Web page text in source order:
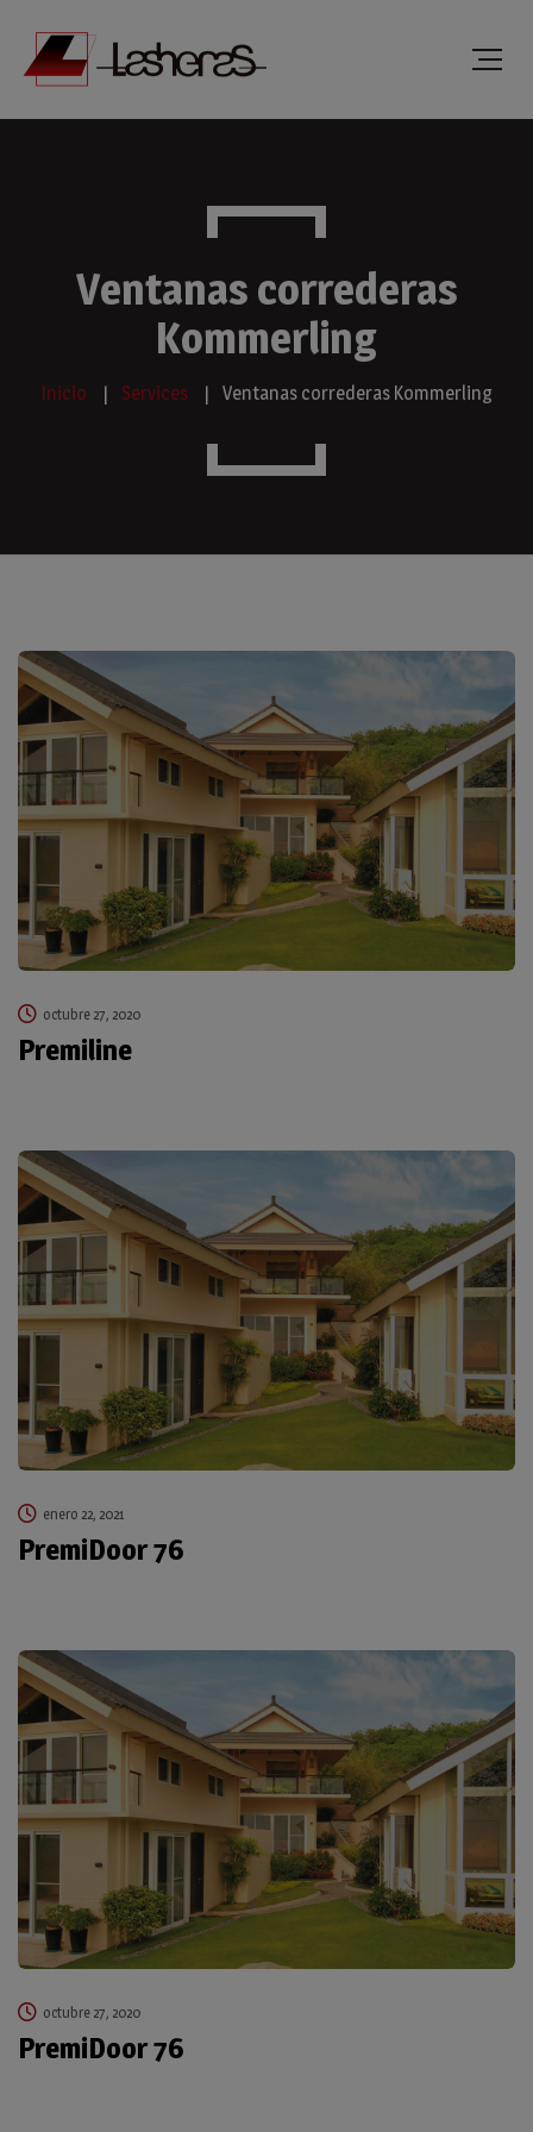
Ventanas correderas
Kommerling
Inicio Services Ventanas correderas Kommerling
octubre 27, 2020
Premiline
enero 22, 2021
PremiDoor 76
octubre 27, 2020
PremiDoor 76